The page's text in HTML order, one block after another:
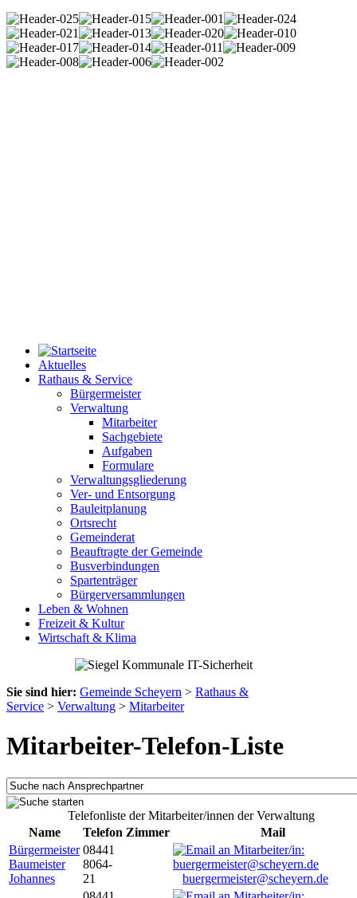
Aktuelles
Rathaus & Service
Bürgermeister
Verwaltung
Mitarbeiter
Sachgebiete
Aufgaben
Formulare
Verwaltungsgliederung
Ver- und Entsorgung
Bauleitplanung
Ortsrecht
Gemeinderat
Beauftragte der Gemeinde
Busverbindungen
Spartenträger
Bürgerversammlungen
Leben & Wohnen
Freizeit & Kultur
Wirtschaft & Klima
Sie sind hier: Gemeinde Scheyern > Rathaus &
Service > Verwaltung > Mitarbeiter
Mitarbeiter-Telefon-Liste
Telefonliste der Mitarbeiter/innen der Verwaltung
Name
Telefon Zimmer
Mail
Bürgermeister
Baumeister
Johannes
08441
8064-
21
buergermeister@scheyern.de